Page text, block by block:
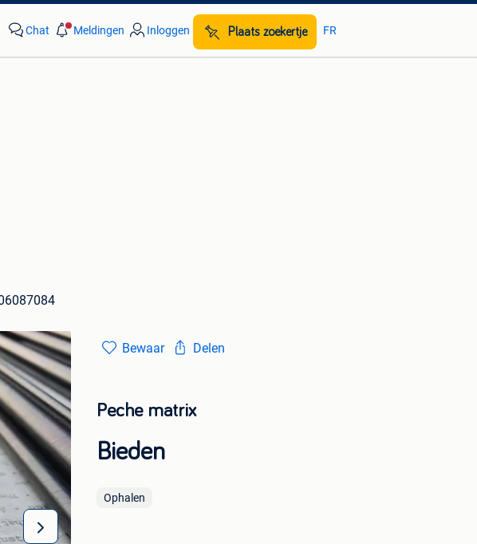
Chat Meldingen Inloggen Plaats zoekertje FR
Bewaar Delen
Peche matrix
Bieden
Ophalen